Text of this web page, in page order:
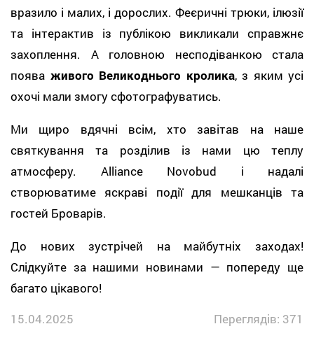
вразило і малих, і дорослих. Феєричні трюки, ілюзії
та інтерактив із публікою викликали справжнє
захоплення. А головною несподіванкою стала
поява живого Великоднього кролика, з яким усі
охочі мали змогу сфотографуватись.
Ми щиро вдячні всім, хто завітав на наше
святкування та розділив із нами цю теплу
атмосферу. Alliance Novobud і надалі
створюватиме яскраві події для мешканців та
гостей Броварів.
До нових зустрічей на майбутніх заходах!
Слідкуйте за нашими новинами — попереду ще
багато цікавого!
15.04.2025
Переглядів: 371